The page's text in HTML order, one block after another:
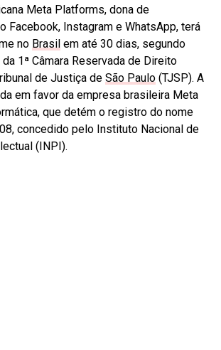
Meta Platforms, dona de
Facebook, Instagram e WhatsApp, terá
no Brasil em até 30 dias, segundo
1ª Câmara Reservada de Direito
de Justiça de São Paulo(TJSP). A
em favor da empresa brasileira Meta
que detém o registro do nome
concedido pelo Instituto Nacional de
(INPI).